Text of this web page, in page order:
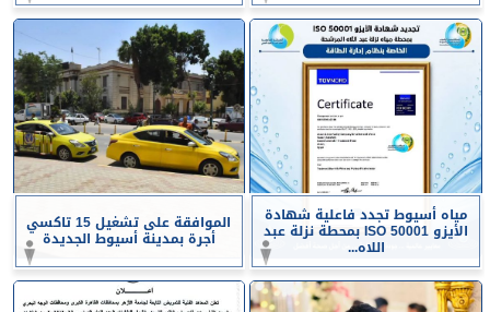
مياه أسيوط تجدد فاعلية شهادة
الأيزو ISO 50001 بمحطة نزلة عبد
اللاه...
الموافقة على تشغيل 15 تاكسي
أجرة بمدينة أسيوط الجديدة